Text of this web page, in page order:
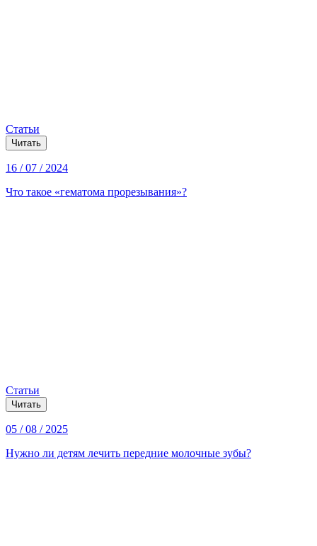
Статьи
Читать
16 / 07 / 2024
Что такое «гематома прорезывания»?
Статьи
Читать
05 / 08 / 2025
Нужно ли детям лечить передние молочные зубы?